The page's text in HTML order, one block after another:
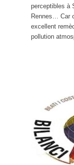
perceptibles à
Rennes… Car
excellent
pollution